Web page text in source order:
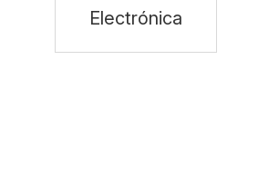
Electrónica